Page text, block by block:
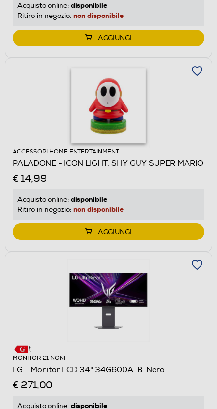
Acquisto online: disponibile
Ritiro in negozio: non disponibile
AGGIUNGI
ACCESSORI HOME ENTERTAINMENT
PALADONE - ICON LIGHT: SHY GUY SUPER MARIO
€ 14,99
Acquisto online: disponibile
Ritiro in negozio: non disponibile
AGGIUNGI
MONITOR 21 NONI
LG - Monitor LCD 34" 34G600A-B-Nero
€ 271,00
Acquisto online: disponibile